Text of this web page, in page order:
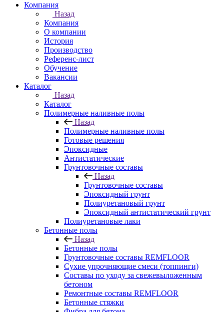
Компания
Назад
Компания
О компании
История
Производство
Референс-лист
Обучение
Вакансии
Каталог
Назад
Каталог
Полимерные наливные полы
Назад
Полимерные наливные полы
Готовые решения
Эпоксидные
Антистатические
Грунтовочные составы
Назад
Грунтовочные составы
Эпоксидный грунт
Полиуретановый грунт
Эпоксидный антистатический грунт
Полиуретановые лаки
Бетонные полы
Назад
Бетонные полы
Грунтовочные составы REMFLOOR
Сухие упрочняющие смеси (топпинги)
Составы по уходу за свежевыложенным
бетоном
Ремонтные составы REMFLOOR
Бетонные стяжки